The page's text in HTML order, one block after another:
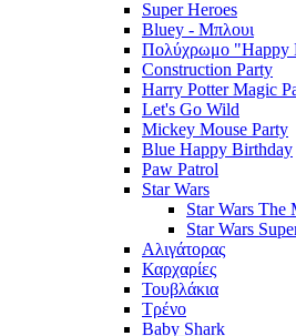
Super Heroes
Bluey - Μπλουι
Πολύχρωμο "Happy
Construction Party
Harry Potter Magic
Let's Go Wild
Mickey Mouse Party
Blue Happy Birthday
Paw Patrol
Star Wars
Star Wars The
Star Wars
Αλιγάτορας
Καρχαρίες
Τουβλάκια
Τρένο
Baby Shark